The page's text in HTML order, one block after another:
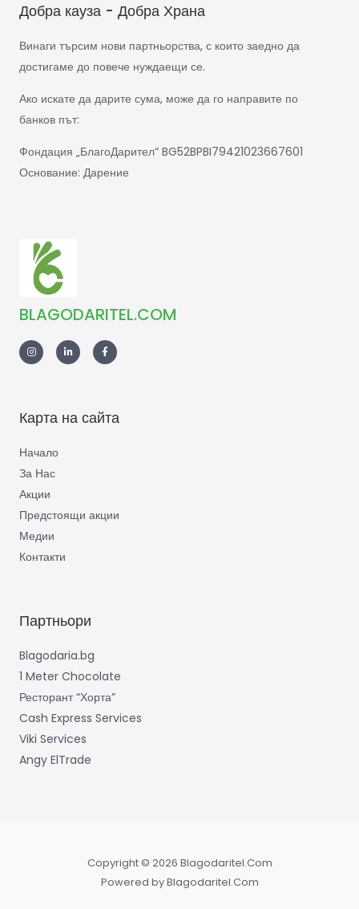
Добра кауза - Добра Храна
Винаги търсим нови партньорства, с които заедно да
достигаме до повече нуждаещи се.
Ако искате да дарите сума, може да го направите по
банков път:
Фондация „БлагоДарител“ BG52BPBI79421023667601
Основание: Дарение
BLAGODARITEL.COM
Карта на сайта
Начало
За Нас
Акции
Предстоящи акции
Медии
Контакти
Партньори
Blagodaria.bg
1 Meter Chocolate
Ресторант “Хорта”
Cash Express Services
Viki Services
Angy ElTrade
Copyright © 2026 Blagodaritel.Com
Powered by Blagodaritel.Com